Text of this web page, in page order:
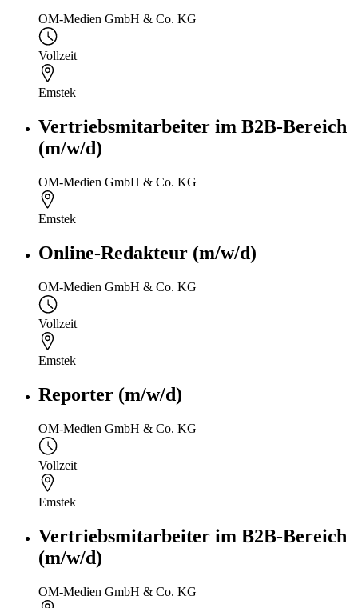
OM-Medien GmbH & Co. KG
Vollzeit
Emstek
Vertriebsmitarbeiter im B2B-Bereich
(m/w/d)
OM-Medien GmbH & Co. KG
Emstek
Online-Redakteur (m/w/d)
OM-Medien GmbH & Co. KG
Vollzeit
Emstek
Reporter (m/w/d)
OM-Medien GmbH & Co. KG
Vollzeit
Emstek
Vertriebsmitarbeiter im B2B-Bereich
(m/w/d)
OM-Medien GmbH & Co. KG